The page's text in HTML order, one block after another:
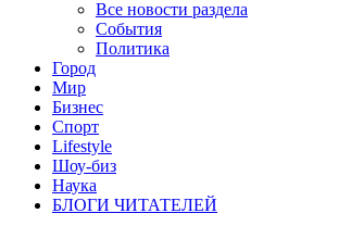
Все новости раздела
События
Политика
Город
Мир
Бизнес
Спорт
Lifestyle
Шоу-биз
Наука
БЛОГИ ЧИТАТЕЛЕЙ